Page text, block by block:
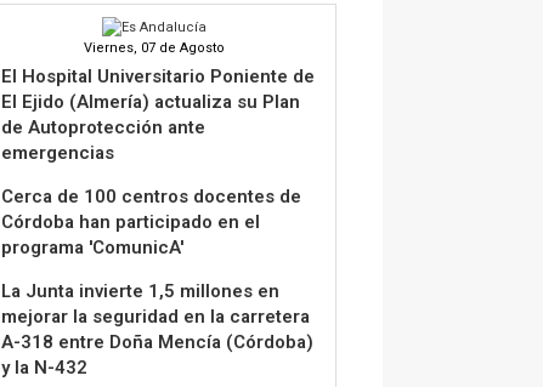
Viernes, 07 de Agosto
El Hospital Universitario Poniente de
El Ejido (Almería) actualiza su Plan
de Autoprotección ante
emergencias
Cerca de 100 centros docentes de
Córdoba han participado en el
programa 'ComunicA'
La Junta invierte 1,5 millones en
mejorar la seguridad en la carretera
A-318 entre Doña Mencía (Córdoba)
y la N-432